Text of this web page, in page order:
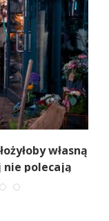
własną
polecają